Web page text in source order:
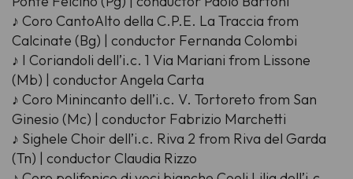
♪ Coro CantoAlto della C.P.E. La Traccia from
Calcinate (Bg) | conductor Fernanda Colombi
♪ I Coriandoli dell’i.c. 1 Via Mariani from Lissone
(Mb) | conductor Angela Carta
♪ Coro Minincanto dell’i.c. V. Tortoreto from San
Ginesio (Mc) | conductor Fabrizio Marchetti
♪ Sighele Choir dell’i.c. Riva 2 from Riva del Garda
(Tn) | conductor Claudia Rizzo